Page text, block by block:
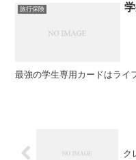
旅行保険
最強の学生専用カードはライ
ク